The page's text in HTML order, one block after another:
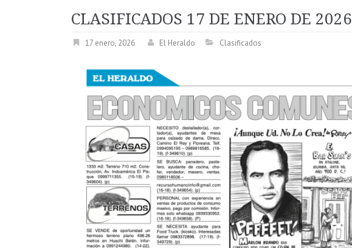
CLASIFICADOS 17 DE ENERO DE 2026
17 enero, 2026 El Heraldo Clasificados